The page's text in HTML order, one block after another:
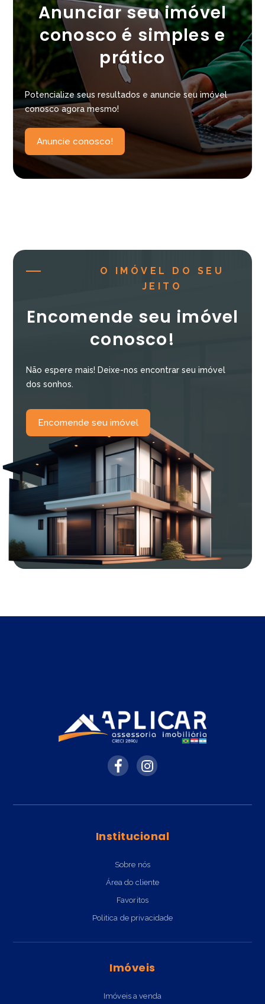
Anunciar seu imóvel
conosco é simples e
prático
Potencialize seus resultados e anuncie seu imóvel
conosco agora mesmo!
Anuncie conosco!
O IMÓVEL DO SEU
JEITO
Encomende seu imóvel
conosco!
Não espere mais! Deixe-nos encontrar seu imóvel
dos sonhos.
Encomende seu imóvel
Institucional
Sobre nós
Área do cliente
Favoritos
Politica de privacidade
Imóveis
Imóveis a venda